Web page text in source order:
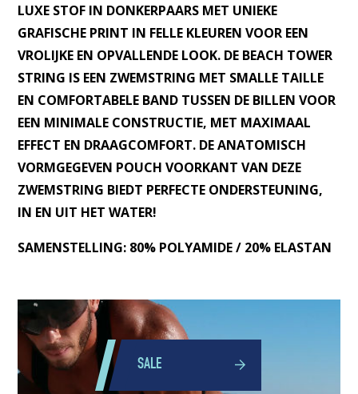
LUXE STOF IN DONKERPAARS MET UNIEKE
GRAFISCHE PRINT IN FELLE KLEUREN VOOR EEN
VROLIJKE EN OPVALLENDE LOOK. DE BEACH TOWER
STRING IS EEN ZWEMSTRING MET SMALLE TAILLE
EN COMFORTABELE BAND TUSSEN DE BILLEN VOOR
EEN MINIMALE CONSTRUCTIE, MET MAXIMAAL
EFFECT EN DRAAGCOMFORT. DE ANATOMISCH
VORMGEGEVEN POUCH VOORKANT VAN DEZE
ZWEMSTRING BIEDT PERFECTE ONDERSTEUNING,
IN EN UIT HET WATER!
SAMENSTELLING: 80% POLYAMIDE / 20% ELASTAN
SALE